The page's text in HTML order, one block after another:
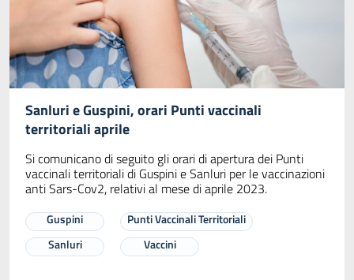
Sanluri e Guspini, orari Punti vaccinali
territoriali aprile
Si comunicano di seguito gli orari di apertura dei Punti
vaccinali territoriali di Guspini e Sanluri per le vaccinazioni
anti Sars-Cov2, relativi al mese di aprile 2023.
Guspini
Punti Vaccinali Territoriali
Sanluri
Vaccini